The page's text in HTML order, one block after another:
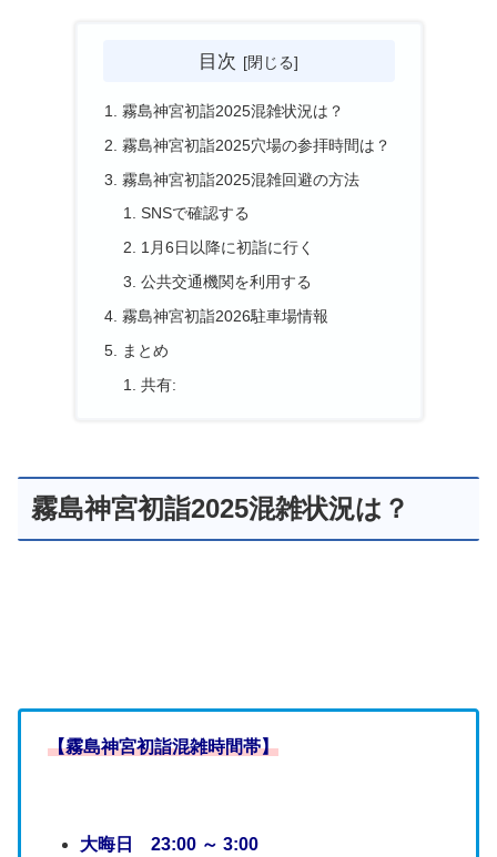
目次
霧島神宮初詣2025混雑状況は？
霧島神宮初詣2025穴場の参拝時間は？
霧島神宮初詣2025混雑回避の方法
SNSで確認する
1月6日以降に初詣に行く
公共交通機関を利用する
霧島神宮初詣2026駐車場情報
まとめ
共有:
霧島神宮初詣2025混雑状況は？
【霧島神宮初詣混雑時間帯】
大晦日 23:00 ～ 3:00